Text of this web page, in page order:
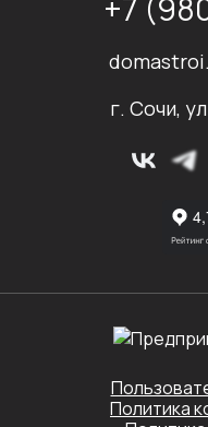
+7
г. Сочи,
Политика